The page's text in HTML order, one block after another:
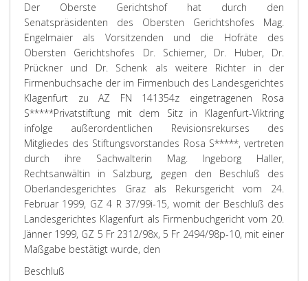
Der Oberste Gerichtshof hat durch den
Senatspräsidenten des Obersten Gerichtshofes Mag.
Engelmaier als Vorsitzenden und die Hofräte des
Obersten Gerichtshofes Dr. Schiemer, Dr. Huber, Dr.
Prückner und Dr. Schenk als weitere Richter in der
Firmenbuchsache der im Firmenbuch des Landesgerichtes
Klagenfurt zu AZ FN 141354z eingetragenen Rosa
S*****Privatstiftung mit dem Sitz in Klagenfurt-Viktring
infolge außerordentlichen Revisionsrekurses des
Mitgliedes des Stiftungsvorstandes Rosa S*****, vertreten
durch ihre Sachwalterin Mag. Ingeborg Haller,
Rechtsanwältin in Salzburg, gegen den Beschluß des
Oberlandesgerichtes Graz als Rekursgericht vom 24.
Februar 1999, GZ 4 R 37/99i-15, womit der Beschluß des
Landesgerichtes Klagenfurt als Firmenbuchgericht vom 20.
Jänner 1999, GZ 5 Fr 2312/98x, 5 Fr 2494/98p-10, mit einer
Maßgabe bestätigt wurde, den
Beschluß